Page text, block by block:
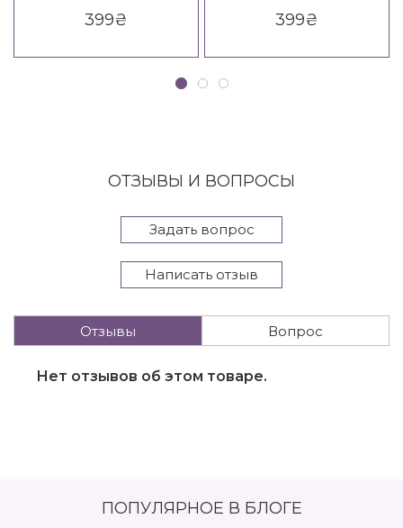
399₴ 399₴
ОТЗЫВЫ И ВОПРОСЫ
Задать вопрос
Написать отзыв
Отзывы Вопрос
Нет отзывов об этом товаре.
ПОПУЛЯРНОЕ В БЛОГЕ